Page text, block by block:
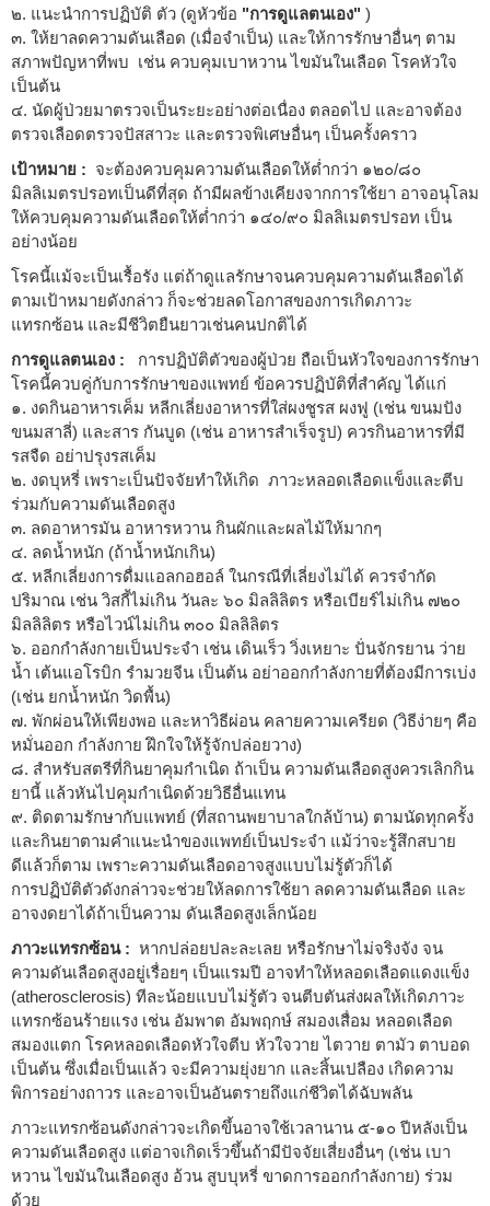
๒. แนะนำการปฏิบัติ ตัว (ดูหัวข้อ "การดูแลตนเอง" )
๓. ให้ยาลดความดันเลือด (เมื่อจำเป็น) และให้การรักษาอื่นๆ ตาม
สภาพปัญหาที่พบ เช่น ควบคุมเบาหวาน ไขมันในเลือด โรคหัวใจ
เป็นต้น
๔. นัดผู้ป่วยมาตรวจเป็นระยะอย่างต่อเนื่อง ตลอดไป และอาจต้อง
ตรวจเลือดตรวจปัสสาวะ และตรวจพิเศษอื่นๆ เป็นครั้งคราว
เป้าหมาย : จะต้องควบคุมความดันเลือดให้ต่ำกว่า ๑๒๐/๘๐
มิลลิเมตรปรอทเป็นดีที่สุด ถ้ามีผลข้างเคียงจากการใช้ยา อาจอนุโลม
ให้ควบคุมความดันเลือดให้ต่ำกว่า ๑๔๐/๙๐ มิลลิเมตรปรอท เป็น
อย่างน้อย
โรคนี้แม้จะเป็นเรื้อรัง แต่ถ้าดูแลรักษาจนควบคุมความดันเลือดได้
ตามเป้าหมายดังกล่าว ก็จะช่วยลดโอกาสของการเกิดภาวะ
แทรกซ้อน และมีชีวิตยืนยาวเช่นคนปกติได้
การดูแลตนเอง :
การปฏิบัติตัวของผู้ป่วย ถือเป็นหัวใจของการรักษา
โรคนี้ควบคู่กับการรักษาของแพทย์ ข้อควรปฏิบัติที่สำคัญ ได้แก่
๑. งดกินอาหารเค็ม หลีกเลี่ยงอาหารที่ใส่ผงชูรส ผงฟู (เช่น ขนมปัง
ขนมสาลี่) และสาร กันบูด (เช่น อาหารสำเร็จรูป) ควรกินอาหารที่มี
รสจืด อย่าปรุงรสเค็ม
๒. งดบุหรี่ เพราะเป็นปัจจัยทำให้เกิด ภาวะหลอดเลือดแข็งและตีบ
ร่วมกับความดันเลือดสูง
๓. ลดอาหารมัน อาหารหวาน กินผักและผลไม้ให้มากๆ
๔. ลดน้ำหนัก (ถ้าน้ำหนักเกิน)
๕. หลีกเลี่ยงการดื่มแอลกอฮอล์ ในกรณีที่เลี่ยงไม่ได้ ควรจำกัด
ปริมาณ เช่น วิสกี้ไม่เกิน วันละ ๖๐ มิลลิลิตร หรือเบียร์ไม่เกิน ๗๒๐
มิลลิลิตร หรือไวน์ไม่เกิน ๓๐๐ มิลลิลิตร
๖. ออกกำลังกายเป็นประจำ เช่น เดินเร็ว วิ่งเหยาะ ปั่นจักรยาน ว่าย
น้ำ เต้นแอโรบิก รำมวยจีน เป็นต้น อย่าออกกำลังกายที่ต้องมีการเบ่ง
(เช่น ยกน้ำหนัก วิดพื้น)
๗. พักผ่อนให้เพียงพอ และหาวิธีผ่อน คลายความเครียด (วิธีง่ายๆ คือ
หมั่นออก กำลังกาย ฝึกใจให้รู้จักปล่อยวาง)
๘. สำหรับสตรีที่กินยาคุมกำเนิด ถ้าเป็น ความดันเลือดสูงควรเลิกกิน
ยานี้ แล้วหันไปคุมกำเนิดด้วยวิธีอื่นแทน
๙. ติดตามรักษากับแพทย์ (ที่สถานพยาบาลใกล้บ้าน) ตามนัดทุกครั้ง
และกินยาตามคำแนะนำของแพทย์เป็นประจำ แม้ว่าจะรู้สึกสบาย
ดีแล้วก็ตาม เพราะความดันเลือดอาจสูงแบบไม่รู้ตัวก็ได้
การปฏิบัติตัวดังกล่าวจะช่วยให้ลดการใช้ยา ลดความดันเลือด และ
อาจงดยาได้ถ้าเป็นความ ดันเลือดสูงเล็กน้อย
ภาวะแทรกซ้อน : หากปล่อยปละละเลย หรือรักษาไม่จริงจัง จน
ความดันเลือดสูงอยู่เรื่อยๆ เป็นแรมปี อาจทำให้หลอดเลือดแดงแข็ง
(atherosclerosis) ทีละน้อยแบบไม่รู้ตัว จนตีบตันส่งผลให้เกิดภาวะ
แทรกซ้อนร้ายแรง เช่น อัมพาต อัมพฤกษ์ สมองเสื่อม หลอดเลือด
สมองแตก โรคหลอดเลือดหัวใจตีบ หัวใจวาย ไตวาย ตามัว ตาบอด
เป็นต้น ซึ่งเมื่อเป็นแล้ว จะมีความยุ่งยาก และสิ้นเปลือง เกิดความ
พิการอย่างถาวร และอาจเป็นอันตรายถึงแก่ชีวิตได้ฉับพลัน
ภาวะแทรกซ้อนดังกล่าวจะเกิดขึ้นอาจใช้เวลานาน ๕-๑๐ ปีหลังเป็น
ความดันเลือดสูง แต่อาจเกิดเร็วขึ้นถ้ามีปัจจัยเสี่ยงอื่นๆ (เช่น เบา
หวาน ไขมันในเลือดสูง อ้วน สูบบุหรี่ ขาดการออกกำลังกาย) ร่วม
ด้วย